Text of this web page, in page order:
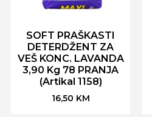
SOFT PRAŠKASTI
DETERDŽENT ZA
VEŠ KONC. LAVANDA
3,90 Kg 78 PRANJA
(Artikal 1158)
16,50 KM